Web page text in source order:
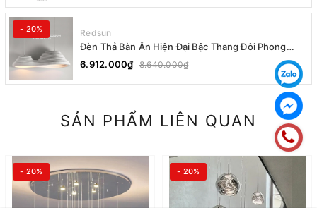
- 20% Redsun
Đèn Thả Bàn Ăn Hiện Đại Bậc Thang Đôi Phong
Cách Nhật Bản Wabi-sabi DC-T078A
6.912.000₫ 8.640.000₫
SẢN PHẨM LIÊN QUAN
- 20% - 20%